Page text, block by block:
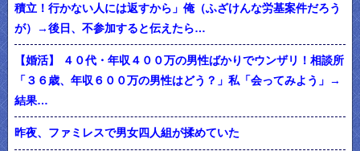
積立！行かない人には返すから」俺（ふざけんな労基案件だろう
が）→後日、不参加すると伝えたら…
【婚活】 ４０代・年収４００万の男性ばかりでウンザリ！相談所
「３６歳、年収６００万の男性はどう？」私「会ってみよう」→
結果…
昨夜、ファミレスで男女四人組が揉めていた